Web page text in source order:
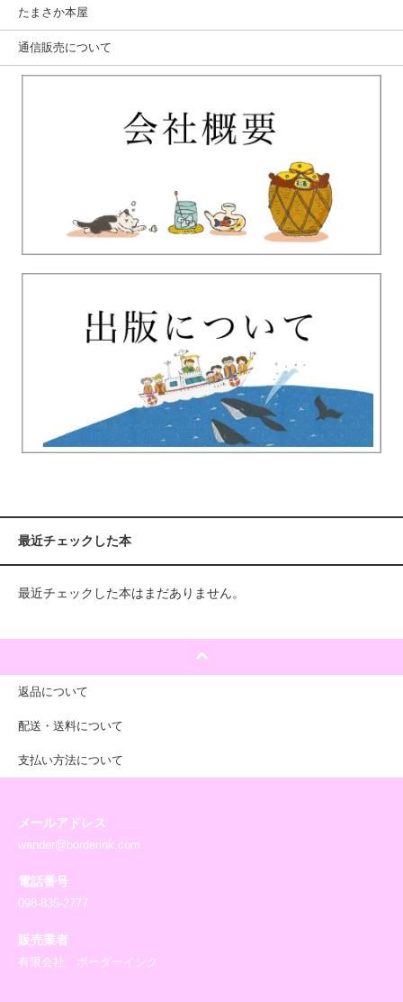
たまさか本屋
通信販売について
最近チェックした本
最近チェックした本はまだありません。
返品について
配送・送料について
支払い方法について
メールアドレス
wander@borderink.com
電話番号
098-835-2777
販売業者
有限会社 ボーダーインク